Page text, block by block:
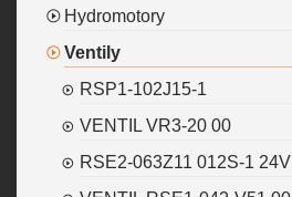
Hydromotory
Ventily
RSP1-102J15-1
VENTIL VR3-20 00
RSE2-063Z11 012S-1 24V